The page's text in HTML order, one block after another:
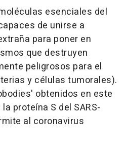
esenciales del
de unirse a
para poner en
que destruyen
peligrosos para el
y células tumorales).
obtenidos en este
proteína S del SARS-
al coronavirus